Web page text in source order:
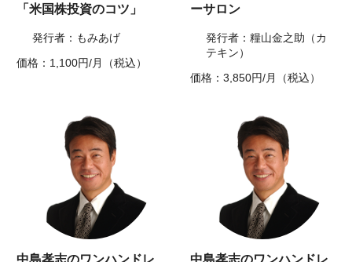
「米国株投資のコツ」
発行者：もみあげ
価格：1,100円/月（税込）
ーサロン
発行者：糧山金之助（カ
テキン）
価格：3,850円/月（税込）